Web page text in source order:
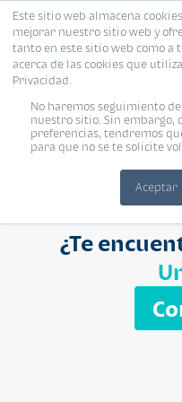
Este sitio web almacena
mejorar nuestro sitio web y
tanto en este sitio web como a
acerca de las cookies que
Privacidad.
No haremos seguimiento
nuestro sitio. Sin embargo,
preferencias, tendremos
para que no se te solicite
Aceptar
Proyecto Modelo
Ingresa el nombre del
¿Te